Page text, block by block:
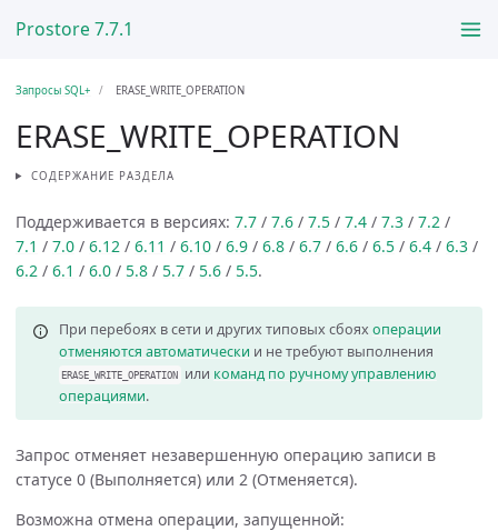
Prostore 7.7.1
Запросы SQL+ ERASE_WRITE_OPERATION
ERASE_WRITE_OPERATION
СОДЕРЖАНИЕ РАЗДЕЛА
Поддерживается в версиях: 7.7 / 7.6 / 7.5 / 7.4 / 7.3 / 7.2 /
7.1 / 7.0 / 6.12 / 6.11 / 6.10 / 6.9 / 6.8 / 6.7 / 6.6 / 6.5 / 6.4 / 6.3 /
6.2 / 6.1 / 6.0 / 5.8 / 5.7 / 5.6 / 5.5.
При перебоях в сети и других типовых сбояхоперации
отменяются автоматически и не требуют выполнения
ERASE_WRITE_OPERATION или команд по ручному управлению
операциями.
Запрос отменяет незавершенную операцию записи в
статусе 0 (Выполняется) или 2 (Отменяется).
Возможна отмена операции, запущенной: